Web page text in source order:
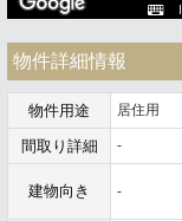
物件詳細情報
物件用途 居住用
間取り詳細 -
建物向き -